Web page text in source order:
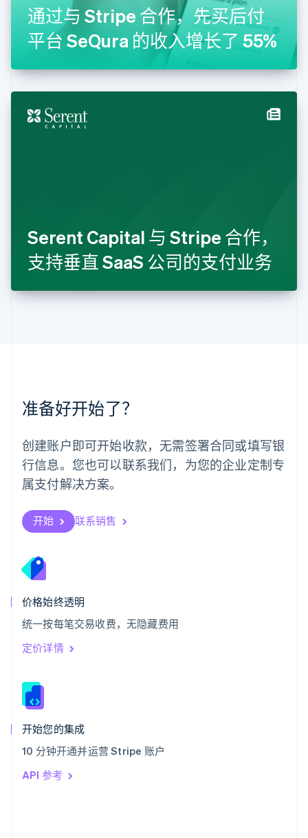
通过与 Stripe 合作，先买后付
平台 SeQura 的收入增长了 55%
Serent Capital 与 Stripe 合作，
支持垂直 SaaS 公司的支付业务
准备好开始了？
创建账户即可开始收款，无需签署合同或填写银
行信息。您也可以联系我们，为您的企业定制专
属支付解决方案。
开始 联系销售
价格始终透明
统一按每笔交易收费，无隐藏费用
定价详情
开始您的集成
10 分钟开通并运营 Stripe 账户
API 参考
加拿大
English Français
捷克
克罗地亚
English
立陶宛
马尔他
English
马来西亚
美国
日本
日本語English
SvenskaEnglish
瑞士
DeutschFrançais ItalianoEnglish
塞浦路斯
斯洛伐克
English
English
泰国
ไทย
希腊
English
西班牙
Español
新加坡
新西兰
匈牙利
English
ItalianoEnglish
印度
English